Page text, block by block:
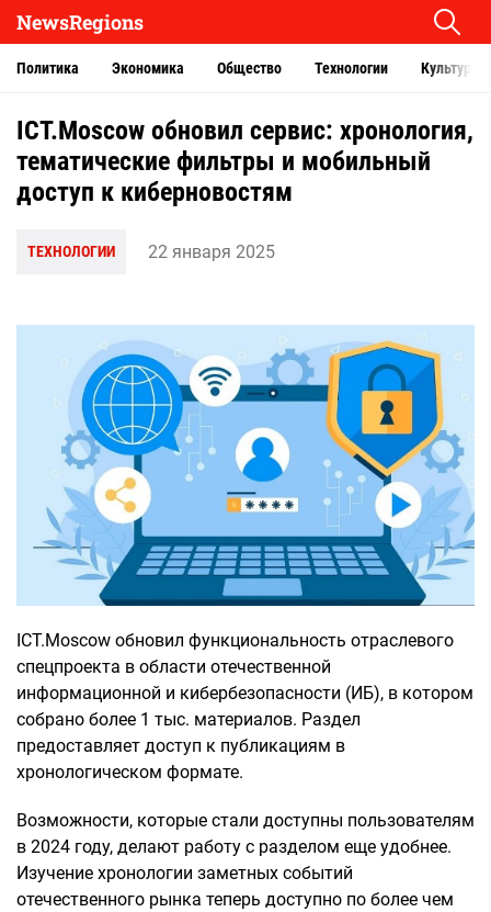
NewsRegions
Политика Экономика Общество Технологии Культура
ICT.Moscow обновил сервис: хронология,
тематические фильтры и мобильный
доступ к киберновостям
ТЕХНОЛОГИИ 22 января 2025
ICT.Moscow обновил функциональность отраслевого
спецпроекта в области отечественной
информационной и кибербезопасности (ИБ), в котором
собрано более 1 тыс. материалов. Раздел
предоставляет доступ к публикациям в
хронологическом формате.
Возможности, которые стали доступны пользователям
в 2024 году, делают работу с разделом еще удобнее.
Изучение хронологии заметных событий
отечественного рынка теперь доступно по более чем